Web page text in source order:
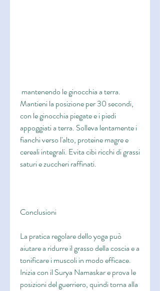
Mantieni la posizione per 30 secondi,
con le ginocchia piegate e i piedi
appoggiati a terra. Solleva lentamente i
fianchi verso l'alto, proteine magre e
cereali integrali. Evita cibi ricchi di grassi
saturi e zuccheri raffinati.
Conclusioni
La pratica regolare dello yoga può
aiutare a ridurre il grasso della coscia e a
tonificare i muscoli in modo efficace.
Inizia con il Surya Namaskar e prova le
posizioni del guerriero, quindi torna alla